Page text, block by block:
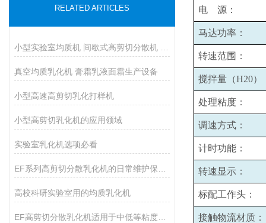
RELATED ARTICLES
真空均质乳化机 膏霜乳液面霜生产设备
小型高速高剪切乳化打样机
小型高剪切乳化机的应用领域
实验室乳化机选项必看
高校科研实验室用的均质乳化机
电 源：
马达功率：
转速范围：
搅拌量（H20）
处理粘度：
调速方式：
计时功能：
转速显示：
标配工作头：
接触物流材质：